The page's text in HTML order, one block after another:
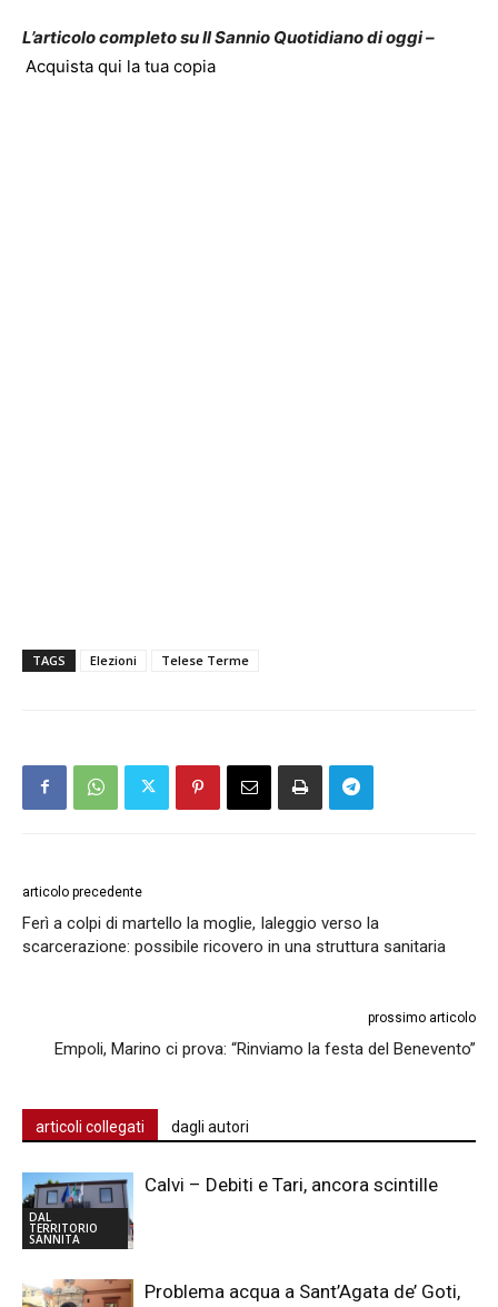
L’articolo completo su Il Sannio Quotidiano di oggi –
Acquista qui la tua copia
TAGS Elezioni Telese Terme
articolo precedente
Ferì a colpi di martello la moglie, Ialeggio verso la
scarcerazione: possibile ricovero in una struttura sanitaria
prossimo articolo
Empoli, Marino ci prova: “Rinviamo la festa del Benevento”
articoli collegati dagli autori
DAL
TERRITORIO
SANNITA
Calvi – Debiti e Tari, ancora scintille
Problema acqua a Sant’Agata de’ Goti,